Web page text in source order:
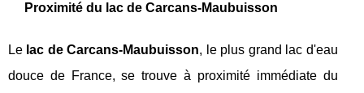
Proximité du lac de Carcans-Maubuisson
Le lac de Carcans-Maubuisson, le plus grand lac d'eau
douce de France, se trouve à proximité immédiate du